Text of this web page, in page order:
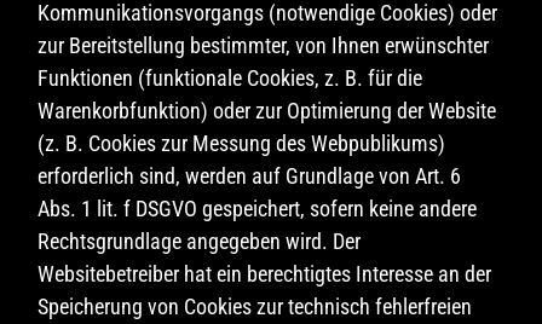
Kommunikationsvorgangs (notwendige Cookies) oder
zur Bereitstellung bestimmter, von Ihnen erwünschter
Funktionen (funktionale Cookies, z. B. für die
Warenkorbfunktion) oder zur Optimierung der Website
(z. B. Cookies zur Messung des Webpublikums)
erforderlich sind, werden auf Grundlage von Art. 6
Abs. 1 lit. f DSGVO gespeichert, sofern keine andere
Rechtsgrundlage angegeben wird. Der
Websitebetreiber hat ein berechtigtes Interesse an der
Speicherung von Cookies zur technisch fehlerfreien